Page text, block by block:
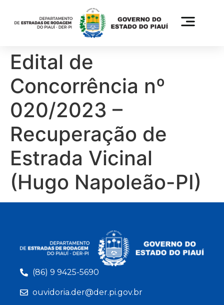
Edital de
Concorrência nº
020/2023 –
Recuperação de
Estrada Vicinal
(Hugo Napoleão-PI)
(86) 9 9425-5690
ouvidoria.der@der.pi.gov.br